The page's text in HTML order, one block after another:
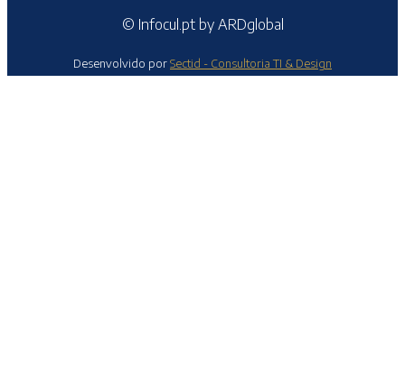
© Infocul.pt by ARDglobal
Desenvolvido porSectid - Consultoria TI & Design